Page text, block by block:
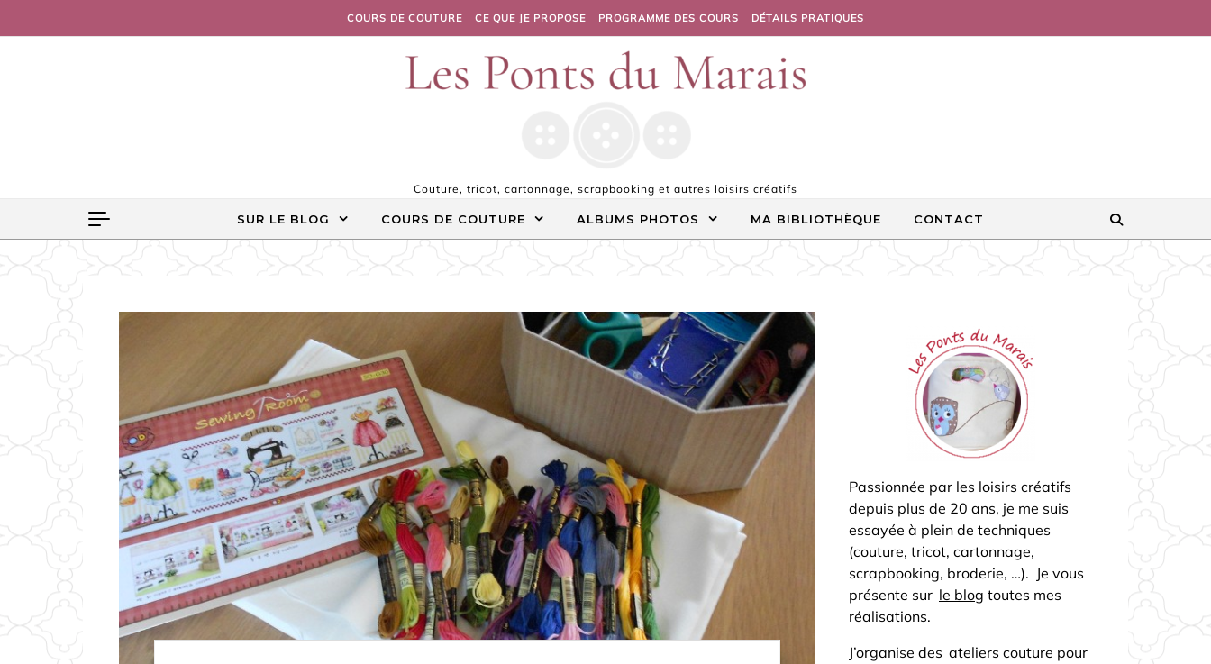
COURS DE COUTURE CE QUE JE PROPOSE PROGRAMME DES COURS DÉTAILS PRATIQUES
Couture, tricot, cartonnage, scrapbooking et autres loisirs créatifs
SUR LE BLOG COURS DE COUTURE ALBUMS PHOTOS MA BIBLIOTHÈQUE CONTACT
Passionnée par les loisirs créatifs
depuis plus de 20 ans, je me suis
essayée à plein de techniques
(couture, tricot, cartonnage,
scrapbooking, broderie, …). Je vous
présente sur le blog toutes mes
réalisations.
J’organise des ateliers couture pour